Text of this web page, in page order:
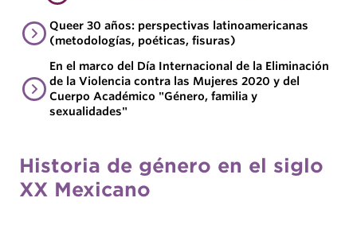
Queer 30 años: perspectivas latinoamericanas
(metodologías, poéticas, fisuras)
En el marco del Día Internacional de la Eliminación
de la Violencia contra las Mujeres 2020 y del
Cuerpo Académico "Género, familia y
sexualidades"
Historia de género en el siglo
XX Mexicano